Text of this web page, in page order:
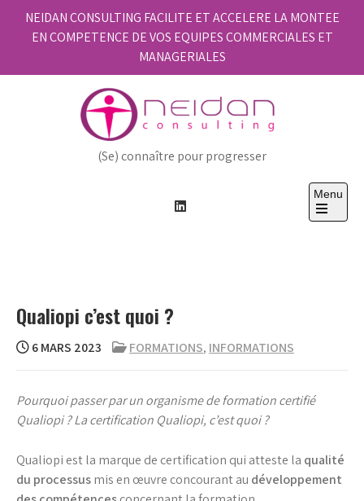
NEIDAN CONSULTING FACILITE ET ACCELERE LA MONTEE
EN COMPETENCE DE VOS EQUIPES COMMERCIALES ET
MANAGERIALES
(Se) connaître pour progresser
Menu
Open
Qualiopi c’est quoi ?
6 MARS 2023 FORMATIONS, INFORMATIONS
Pourquoi passer par un organisme de formation certifié
Qualiopi ? La certification Qualiopi, c’est quoi ?
Qualiopi est la marque de certification qui atteste la qualité
du processusmis en œuvre concourant au développement